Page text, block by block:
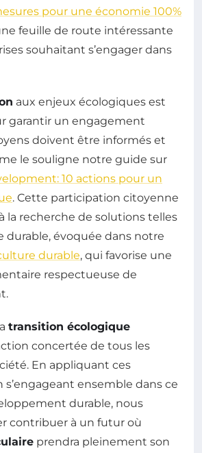
pour une économie 100%
feuille de route intéressante
souhaitant s’engager dans
aux enjeux écologiques est
garantir un engagement
doivent être informés et
le souligne notre guide sur
10 actions pour un
. Cette participation citoyenne
la recherche de solutions telles
durable, évoquée dans notre
durable, qui favorise une
respectueuse de
transition écologique
concertée de tous les
En appliquant ces
s’engageant ensemble dans ce
durable, nous
contribuer à un futur où
prendra pleinement son